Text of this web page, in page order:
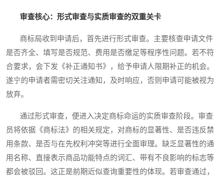
审查核心：形式审查与实质审查的双重关卡
商标局收到申请后，首先进行形式审查。主要核查申请文件
是否齐全、填写是否规范、费用是否缴足等程序性问题。若不符
合要求，会下发《补正通知书》，给予申请人限期补正的机会。
遂宁的申请者需密切关注通知，及时响应，否则申请可能被视为
放弃。
通过形式审查，便进入决定商标命运的实质审查阶段。审查
员将依据《商标法》的相关规定，对商标的显著性、是否违反禁
用条款、是否与在先权利冲突等进行全面审理。缺乏显著性的通
用名称、直接表示商品功能特点的词汇、带有不良影响的标志等
都会被驳回。这正是前期近似查询重要性的体现。若审查通过，